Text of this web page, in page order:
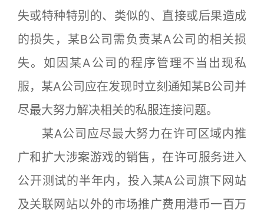
失或特种特别的、类似的、直接或后果造成
的损失，某B公司需负责某A公司的相关损
失。如因某A公司的程序管理不当出现私
服，某A公司应在发现时立刻通知某B公司并
尽最大努力解决相关的私服连接问题。
某A公司应尽最大努力在许可区域内推
广和扩大涉案游戏的销售，在许可服务进入
公开测试的半年内，投入某A公司旗下网站
及关联网站以外的市场推广费用港币一百万